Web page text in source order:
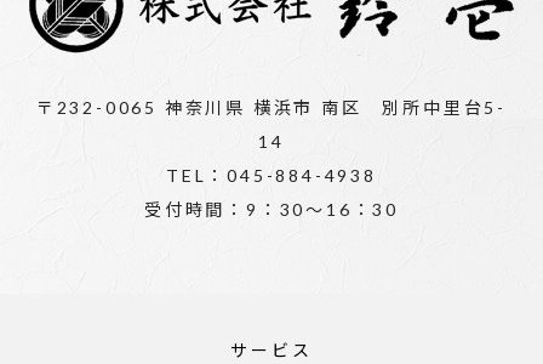
〒232-0065 神奈川県 横浜市 南区 別所中里台5-
14
TEL：045-884-4938
受付時間：9：30～16：30
サービス